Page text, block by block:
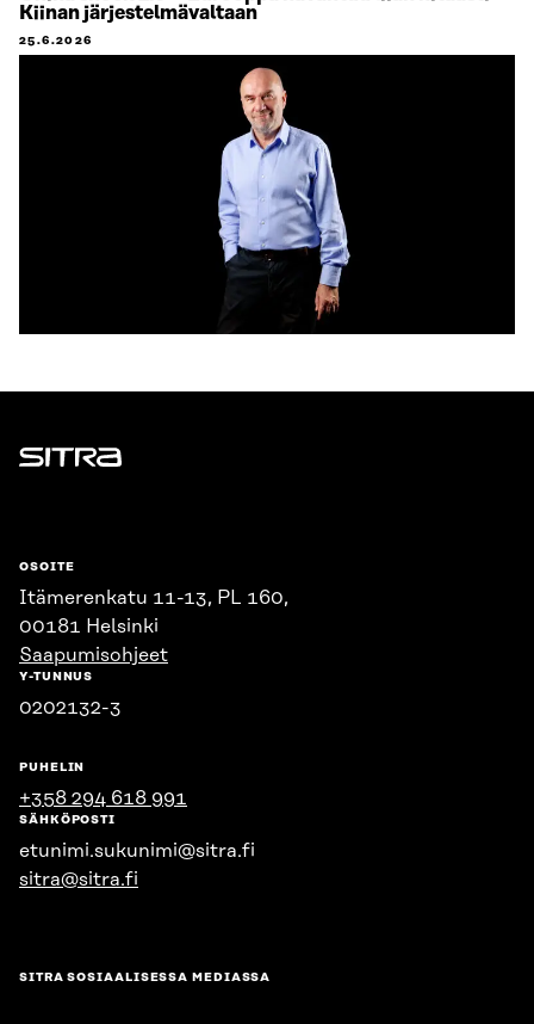
Kiinan järjestelmävaltaan
25.6.2026
Sitra
OSOITE
Itämerenkatu 11-13, PL 160,
00181 Helsinki
Saapumisohjeet
Y-TUNNUS
0202132-3
PUHELIN
+358 294 618 991
SÄHKÖPOSTI
etunimi.sukunimi@sitra.fi
sitra@sitra.fi
SITRA SOSIAALISESSA MEDIASSA